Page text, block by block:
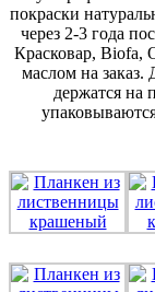
покраски
через 2-3 года
Красковар, Biofa,
маслом на
держатся на